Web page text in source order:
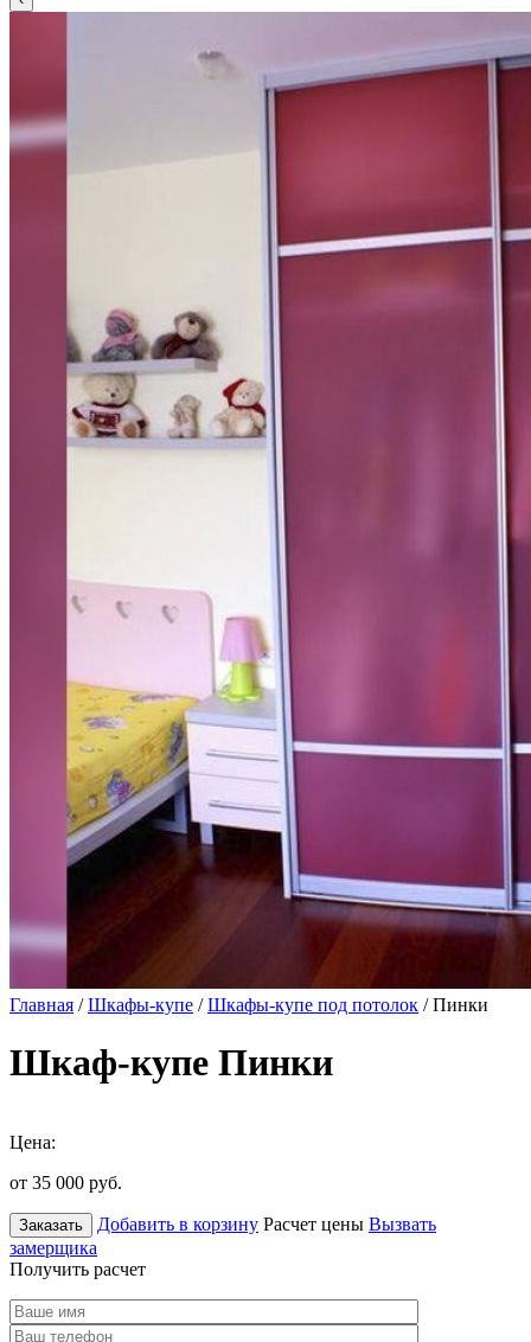
Главная /Шкафы-купе /Шкафы-купе под потолок / Пинки
Шкаф-купе Пинки
Цена:
от 35 000 руб.
Заказать Добавить в корзину Расчет цены Вызвать
замерщика
Получить расчет